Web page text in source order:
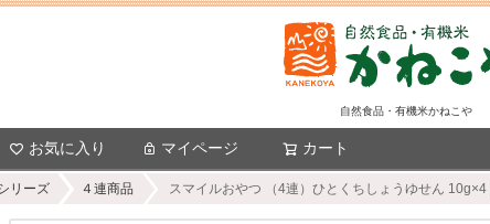
自然食品・有機米かねこや
お気に入り マイページ カート
リーズ ４連商品 スマイルおやつ （4連）ひとくちしょうゆせん